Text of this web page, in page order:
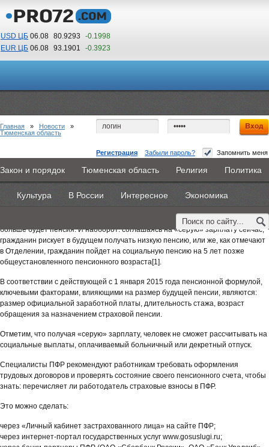
USD ЦБ 06.08 80.9293 -0.1998
EUR ЦБ 06.08 93.1901 -0.3923
05 53
По Гринвичу (GMT +5)
Регистрация Забыли пароль? Запомнить меня
Главная Новости Объявления КНИГИ ВестиNet
Каталоги 9PS Прочее
Закон и порядок Тюменская область Религия Политика
Культура В России Интересное Экономика
Главная » Новости »
Тюменская область
Белая или серая?
18 апреля 2016 - Эксперт ПФР
Отделение ПФР по Тюменской области напоминает, что страховая пенсия
формируется только с официальной («белой») зарплаты. Чем она выше, тем
больше будет пенсия. И наоборот: соглашаясь на «серую» зарплату сейчас,
гражданин рискует в будущем получать низкую пенсию, или же, как отмечают
в Отделении, гражданин пойдет на социальную пенсию на 5 лет позже
общеустановленного пенсионного возраста[1].
В соответствии с действующей с 1 января 2015 года пенсионной формулой,
ключевыми факторами, влияющими на размер будущей пенсии, являются:
размер официальной заработной платы, длительность стажа, возраст
обращения за назначением страховой пенсии.
Отметим, что получая «серую» зарплату, человек не сможет рассчитывать на
социальные выплаты, оплачиваемый больничный или декретный отпуск.
Специалисты ПФР рекомендуют работникам требовать оформления
трудовых договоров и проверять состояние своего пенсионного счета, чтобы
знать: перечисляет ли работодатель страховые взносы в ПФР.
Это можно сделать:
через «Личный кабинет застрахованного лица» на сайте ПФР;
через интернет-портал государственных услуг www.gosuslugi.ru;